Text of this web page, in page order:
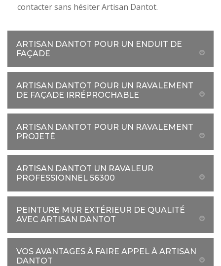
contacter sans hésiter Artisan Dantot.
ARTISAN DANTOT POUR UN ENDUIT DE
FAÇADE
ARTISAN DANTOT POUR UN RAVALEMENT
DE FAÇADE IRRÉPROCHABLE
ARTISAN DANTOT POUR UN RAVALEMENT
PROJETÉ
ARTISAN DANTOT UN RAVALEUR
PROFESSIONNEL 56300
PEINTURE MUR EXTÉRIEUR DE QUALITÉ
AVEC ARTISAN DANTOT
VOS AVANTAGES À FAIRE APPEL À ARTISAN
DANTOT